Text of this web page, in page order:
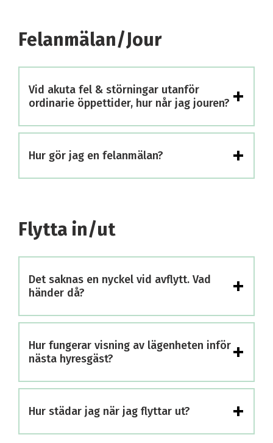
Felanmälan/Jour
Vid akuta fel & störningar utanför
ordinarie öppettider, hur når jag jouren? +
Hur gör jag en felanmälan? +
Flytta in/ut
Det saknas en nyckel vid avflytt. Vad
händer då?
+
Hur fungerar visning av lägenheten inför
nästa hyresgäst?
+
Hur städar jag när jag flyttar ut? +